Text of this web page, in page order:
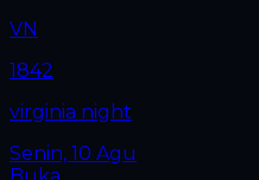
VN
1842
virginia night
Senin, 10 Agu